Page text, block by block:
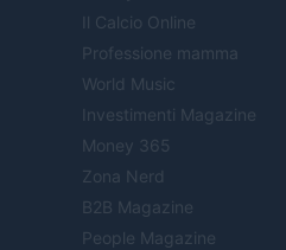
Il Calcio Online
Professione mamma
World Music
Investimenti Magazine
Money 365
Zona Nerd
B2B Magazine
People Magazine